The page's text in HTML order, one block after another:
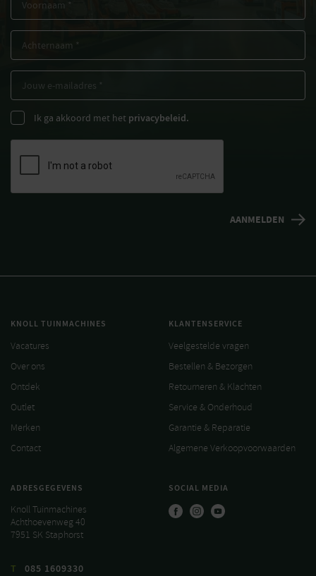
Ik ga akkoord met het privacybeleid.
KNOLL TUINMACHINES
Vacatures
Over ons
Ontdek
Outlet
Merken
Contact
KLANTENSERVICE
Veelgestelde vragen
Bestellen & Bezorgen
Retourneren & Klachten
Service & Onderhoud
Garantie & Reparatie
Algemene Verkoopvoorwaarden
ADRESGEGEVENS
Knoll Tuinmachines
Achthoevenweg 40
7951 SK Staphorst
T
085 1609330
SOCIAL MEDIA